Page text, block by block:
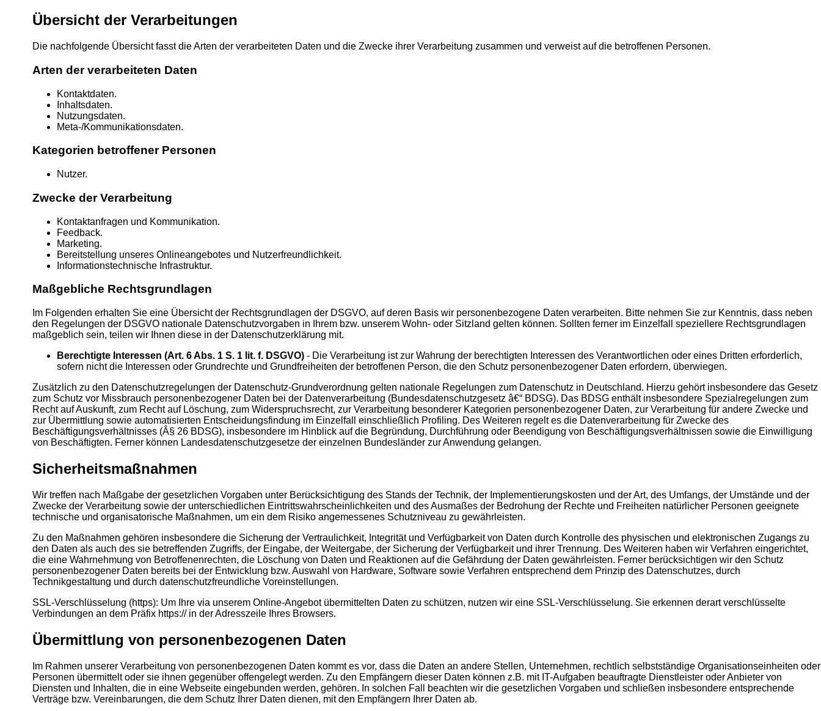
Übersicht der Verarbeitungen
Die nachfolgende Übersicht fasst die Arten der verarbeiteten Daten und die Zwecke ihrer Verarbeitung zusammen und verweist auf die betroffenen Personen.
Arten der verarbeiteten Daten
Kontaktdaten.
Inhaltsdaten.
Nutzungsdaten.
Meta-/Kommunikationsdaten.
Kategorien betroffener Personen
Nutzer.
Zwecke der Verarbeitung
Kontaktanfragen und Kommunikation.
Feedback.
Marketing.
Bereitstellung unseres Onlineangebotes und Nutzerfreundlichkeit.
Informationstechnische Infrastruktur.
Maßgebliche Rechtsgrundlagen
Im Folgenden erhalten Sie eine Übersicht der Rechtsgrundlagen der DSGVO, auf deren Basis wir personenbezogene Daten verarbeiten. Bitte nehmen Sie zur Kenntnis, dass neben
den Regelungen der DSGVO nationale Datenschutzvorgaben in Ihrem bzw. unserem Wohn- oder Sitzland gelten können. Sollten ferner im Einzelfall speziellere Rechtsgrundlagen
maßgeblich sein, teilen wir Ihnen diese in der Datenschutzerklärung mit.
Berechtigte Interessen (Art. 6 Abs. 1 S. 1 lit. f. DSGVO) - Die Verarbeitung ist zur Wahrung der berechtigten Interessen des Verantwortlichen oder eines Dritten erforderlich,
sofern nicht die Interessen oder Grundrechte und Grundfreiheiten der betroffenen Person, die den Schutz personenbezogener Daten erfordern, überwiegen.
Zusätzlich zu den Datenschutzregelungen der Datenschutz-Grundverordnung gelten nationale Regelungen zum Datenschutz in Deutschland. Hierzu gehört insbesondere das Gesetz
zum Schutz vor Missbrauch personenbezogener Daten bei der Datenverarbeitung (Bundesdatenschutzgesetz â€“ BDSG). Das BDSG enthält insbesondere Spezialregelungen zum
Recht auf Auskunft, zum Recht auf Löschung, zum Widerspruchsrecht, zur Verarbeitung besonderer Kategorien personenbezogener Daten, zur Verarbeitung für andere Zwecke und
zur Übermittlung sowie automatisierten Entscheidungsfindung im Einzelfall einschließlich Profiling. Des Weiteren regelt es die Datenverarbeitung für Zwecke des
Beschäftigungsverhältnisses (Â§ 26 BDSG), insbesondere im Hinblick auf die Begründung, Durchführung oder Beendigung von Beschäftigungsverhältnissen sowie die Einwilligung
von Beschäftigten. Ferner können Landesdatenschutzgesetze der einzelnen Bundesländer zur Anwendung gelangen.
Sicherheitsmaßnahmen
Wir treffen nach Maßgabe der gesetzlichen Vorgaben unter Berücksichtigung des Stands der Technik, der Implementierungskosten und der Art, des Umfangs, der Umstände und der
Zwecke der Verarbeitung sowie der unterschiedlichen Eintrittswahrscheinlichkeiten und des Ausmaßes der Bedrohung der Rechte und Freiheiten natürlicher Personen geeignete
technische und organisatorische Maßnahmen, um ein dem Risiko angemessenes Schutzniveau zu gewährleisten.
Zu den Maßnahmen gehören insbesondere die Sicherung der Vertraulichkeit, Integrität und Verfügbarkeit von Daten durch Kontrolle des physischen und elektronischen Zugangs zu
den Daten als auch des sie betreffenden Zugriffs, der Eingabe, der Weitergabe, der Sicherung der Verfügbarkeit und ihrer Trennung. Des Weiteren haben wir Verfahren eingerichtet,
die eine Wahrnehmung von Betroffenenrechten, die Löschung von Daten und Reaktionen auf die Gefährdung der Daten gewährleisten. Ferner berücksichtigen wir den Schutz
personenbezogener Daten bereits bei der Entwicklung bzw. Auswahl von Hardware, Software sowie Verfahren entsprechend dem Prinzip des Datenschutzes, durch
Technikgestaltung und durch datenschutzfreundliche Voreinstellungen.
SSL-Verschlüsselung (https): Um Ihre via unserem Online-Angebot übermittelten Daten zu schützen, nutzen wir eine SSL-Verschlüsselung. Sie erkennen derart verschlüsselte
Verbindungen an dem Präfix https:// in der Adresszeile Ihres Browsers.
Übermittlung von personenbezogenen Daten
Im Rahmen unserer Verarbeitung von personenbezogenen Daten kommt es vor, dass die Daten an andere Stellen, Unternehmen, rechtlich selbstständige Organisationseinheiten oder
Personen übermittelt oder sie ihnen gegenüber offengelegt werden. Zu den Empfängern dieser Daten können z.B. mit IT-Aufgaben beauftragte Dienstleister oder Anbieter von
Diensten und Inhalten, die in eine Webseite eingebunden werden, gehören. In solchen Fall beachten wir die gesetzlichen Vorgaben und schließen insbesondere entsprechende
Verträge bzw. Vereinbarungen, die dem Schutz Ihrer Daten dienen, mit den Empfängern Ihrer Daten ab.